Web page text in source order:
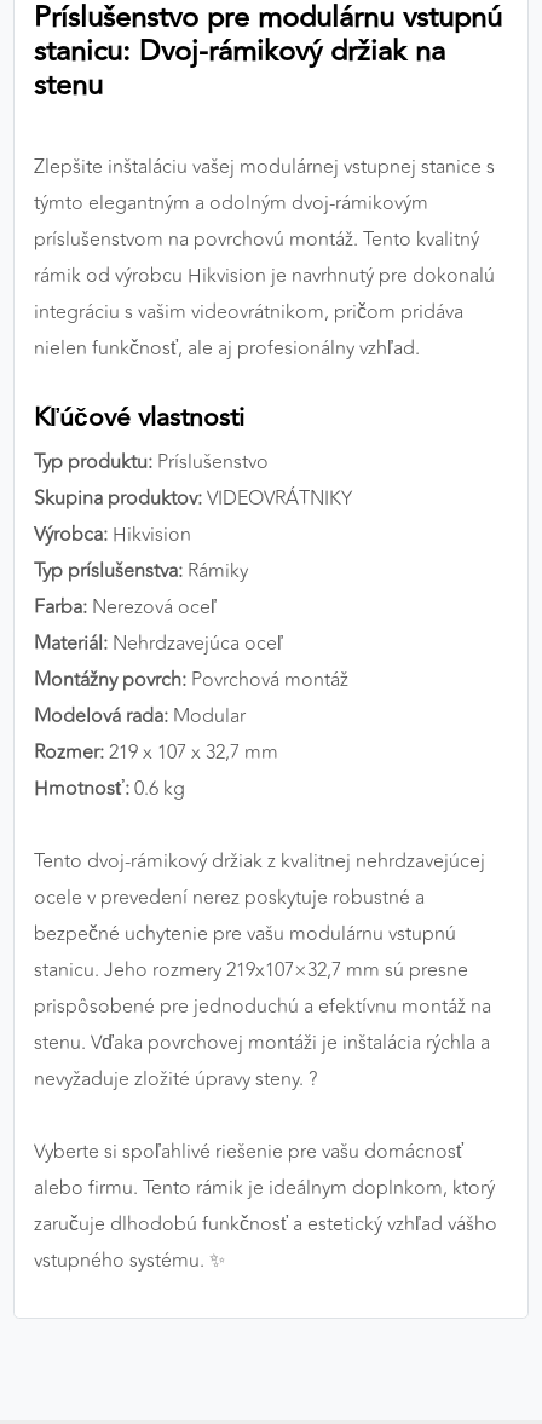
Príslušenstvo pre modulárnu vstupnú
stanicu: Dvoj-rámikový držiak na
stenu
Zlepšite inštaláciu vašej modulárnej vstupnej stanice s
týmto elegantným a odolným dvoj-rámikovým
príslušenstvom na povrchovú montáž. Tento kvalitný
rámik od výrobcu Hikvision je navrhnutý pre dokonalú
integráciu s vašim videovrátnikom, pričom pridáva
nielen funkčnosť, ale aj profesionálny vzhľad.
Kľúčové vlastnosti
Typ produktu: Príslušenstvo
Skupina produktov:VIDEOVRÁTNIKY
Výrobca: Hikvision
Typ príslušenstva: Rámiky
Farba: Nerezová oceľ
Materiál: Nehrdzavejúca oceľ
Montážny povrch: Povrchová montáž
Modelová rada: Modular
Rozmer:219 x 107 x 32,7 mm
Hmotnosť:0.6 kg
Tento dvoj-rámikový držiak z kvalitnej nehrdzavejúcej
ocele v prevedení nerez poskytuje robustné a
bezpečné uchytenie pre vašu modulárnu vstupnú
stanicu. Jeho rozmery 219x107×32,7 mm sú presne
prispôsobené pre jednoduchú a efektívnu montáž na
stenu. Vďaka povrchovej montáži je inštalácia rýchla a
nevyžaduje zložité úpravy steny. ?️
Vyberte si spoľahlivé riešenie pre vašu domácnosť
alebo firmu. Tento rámik je ideálnym doplnkom, ktorý
zaručuje dlhodobú funkčnosť a estetický vzhľad vášho
vstupného systému. ✨
výkon a funkčnosť našich stránok.
Google Analytics
MARKETINGOVÉ COOKIES
Marketingové cookies sa používajú na sledovanie
správania používateľov naprieč webovými
stránkami. Umožňujú nám a našim partnerom
zobrazovať cielenú a relevantnú reklamu, a to na
Poskytovateľ: Google